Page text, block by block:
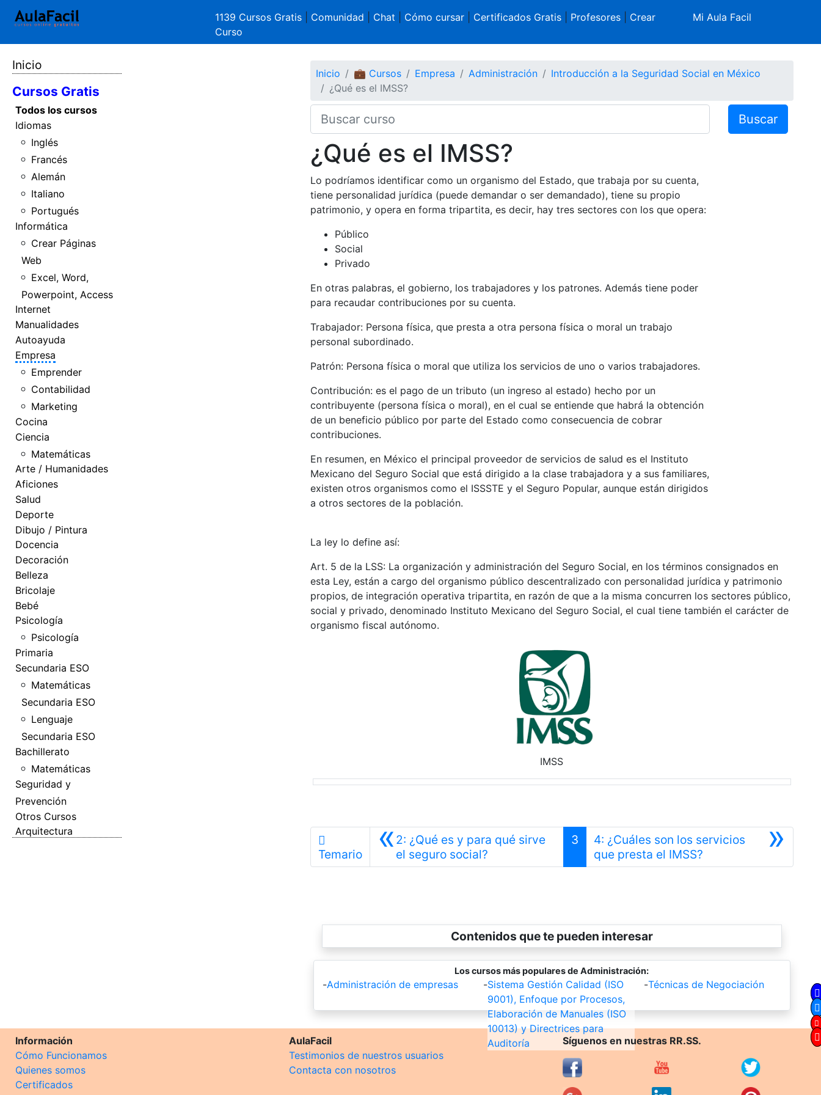
1139 Cursos Gratis Comunidad Chat Cómo cursar| Certificados Gratis| Profesores| Crear
Curso
Mi Aula Facil
Inicio
Cursos Gratis
Todos los cursos
Idiomas
Inglés
Francés
Alemán
Italiano
Portugués
Informática
Crear Páginas
Web
Excel, Word,
Powerpoint, Access
Internet
Manualidades
Autoayuda
Empresa
Emprender
Contabilidad
Marketing
Cocina
Ciencia
Matemáticas
Arte / Humanidades
Aficiones
Salud
Deporte
Dibujo / Pintura
Docencia
Decoración
Belleza
Bricolaje
Bebé
Psicología
Psicología
Primaria
Secundaria ESO
Matemáticas
Secundaria ESO
Lenguaje
Secundaria ESO
Bachillerato
Matemáticas
Seguridad y
Prevención
Otros Cursos
Arquitectura
Inicio 💼 Cursos Empresa Administración
Introducción a la Seguridad Social en México
¿Qué es el IMSS?
Buscar
¿Qué es el IMSS?
Lo podríamos identificar como un organismo del Estado, que trabaja por su cuenta,
tiene personalidad jurídica (puede demandar o ser demandado), tiene su propio
patrimonio, y opera en forma tripartita, es decir, hay tres sectores con los que opera:
Público
Social
Privado
En otras palabras, el gobierno, los trabajadores y los patrones. Además tiene poder
para recaudar contribuciones por su cuenta.
Trabajador: Persona física, que presta a otra persona física o moral un trabajo
personal subordinado.
Patrón: Persona física o moral que utiliza los servicios de uno o varios trabajadores.
Contribución: es el pago de un tributo (un ingreso al estado) hecho por un
contribuyente (persona física o moral), en el cual se entiende que habrá la obtención
de un beneficio público por parte del Estado como consecuencia de cobrar
contribuciones.
En resumen, en México el principal proveedor de servicios de salud es el Instituto
Mexicano del Seguro Social que está dirigido a la clase trabajadora y a sus familiares,
existen otros organismos como el ISSSTE y el Seguro Popular, aunque están dirigidos
a otros sectores de la población.
La ley lo define así:
Art. 5 de la LSS: La organización y administración del Seguro Social, en los términos consignados en
esta Ley, están a cargo del organismo público descentralizado con personalidad jurídica y patrimonio
propios, de integración operativa tripartita, en razón de que a la misma concurren los sectores público,
social y privado, denominado Instituto Mexicano del Seguro Social, el cual tiene también el carácter de
organismo fiscal autónomo.
IMSS
Temario «2: ¿Qué es y para qué sirve
el seguro social?Anterior
3 »
4: ¿Cuáles son los servicios
que presta el IMSS?
Contenidos que te pueden interesar
Los cursos más populares de Administración:
-Administración de empresas -Sistema Gestión Calidad (ISO
9001), Enfoque por Procesos,
Elaboración de Manuales (ISO
10013) y Directrices para
Auditoría
-Técnicas de Negociación
Información
Cómo Funcionamos
Quienes somos
Certificados
AulaFacil
Testimonios de nuestros usuarios
Contacta con nosotros
Síguenos en nuestras RR.SS.